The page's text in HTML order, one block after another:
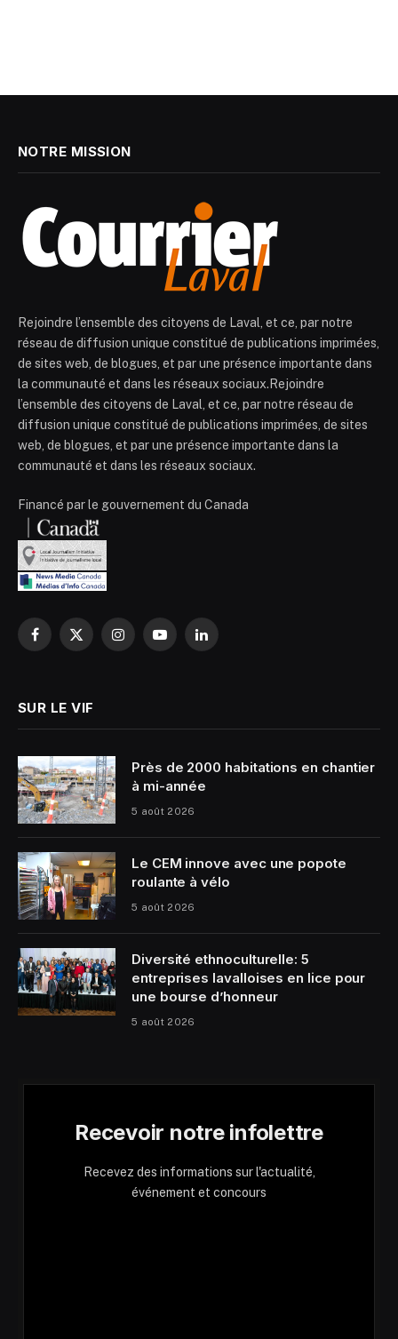
NOTRE MISSION
Rejoindre l’ensemble des citoyens de Laval, et ce, par notre
réseau de diffusion unique constitué de publications imprimées,
de sites web, de blogues, et par une présence importante dans
la communauté et dans les réseaux sociaux.Rejoindre
l’ensemble des citoyens de Laval, et ce, par notre réseau de
diffusion unique constitué de publications imprimées, de sites
web, de blogues, et par une présence importante dans la
communauté et dans les réseaux sociaux.
Financé par le gouvernement du Canada
Facebook
X
InstagramYouTubeLinkedIn
SUR LE VIF
Près de 2000 habitations en chantier
à mi-année
5 août 2026
Le CEM innove avec une popote
roulante à vélo
5 août 2026
Diversité ethnoculturelle: 5
entreprises lavalloises en lice pour
une bourse d’honneur
5 août 2026
Recevoir notre infolettre
Recevez des informations sur l'actualité,
événement et concours